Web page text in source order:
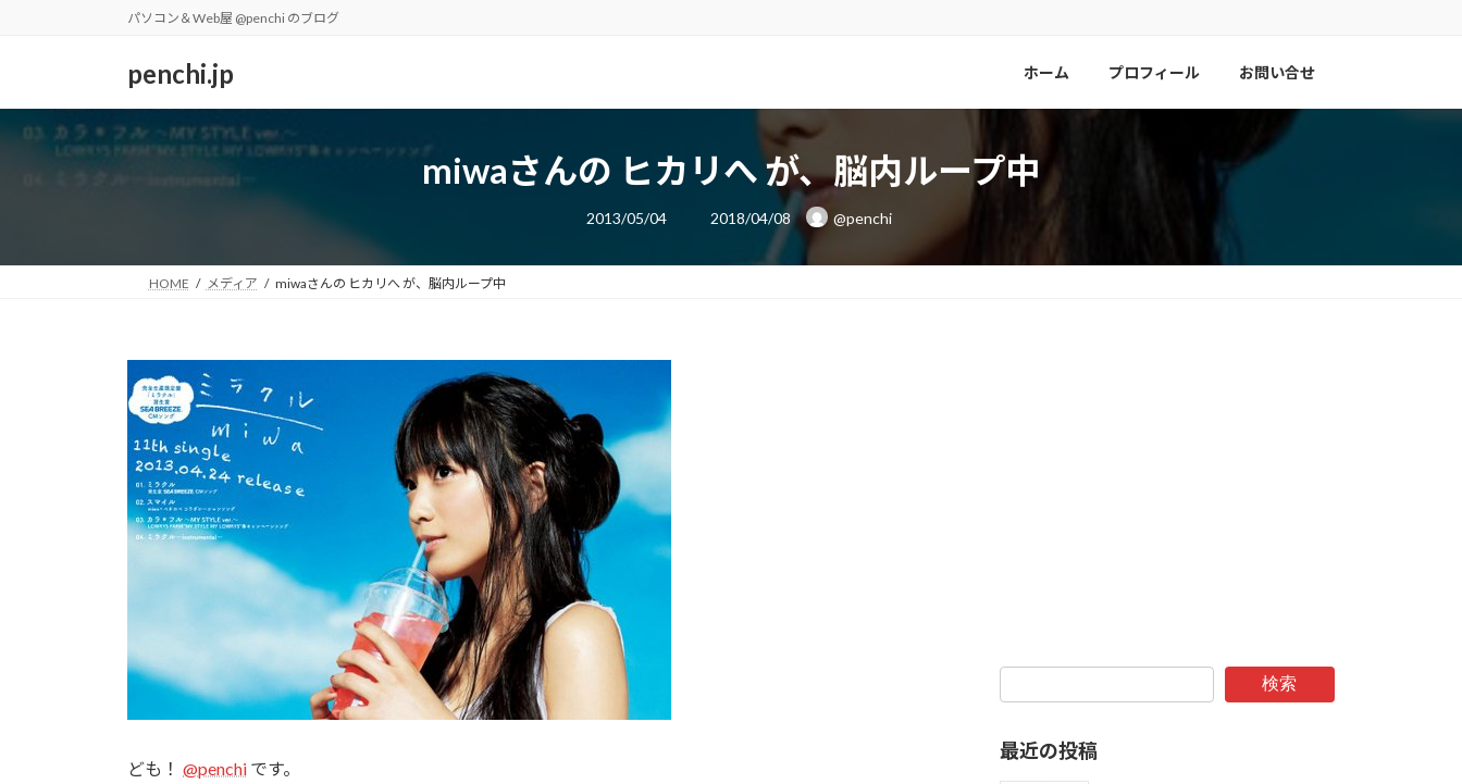
パソコン＆Web屋 @penchi のブログ
penchi.jp ホーム プロフィール お問い合せ
miwaさんの ヒカリへ が、脳内ループ中
2013/05/04
最
終
日
2018/04/08 @penchi
HOME メディア miwaさんの ヒカリへ が、脳内ループ中
ども！ @penchi です。
検索
最近の投稿